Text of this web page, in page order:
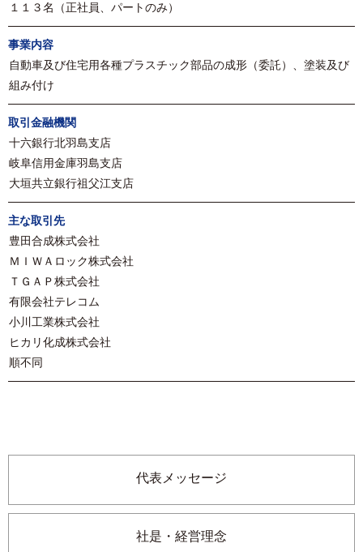
１１３名（正社員、パートのみ）
事業内容
自動車及び住宅用各種プラスチック部品の成形（委託）、塗装及び
組み付け
取引金融機関
十六銀行北羽島支店
岐阜信用金庫羽島支店
大垣共立銀行祖父江支店
主な取引先
豊田合成株式会社
ＭＩＷＡロック株式会社
ＴＧＡＰ株式会社
有限会社テレコム
小川工業株式会社
ヒカリ化成株式会社
順不同
代表メッセージ
社是・経営理念